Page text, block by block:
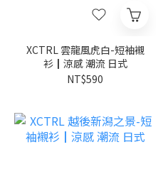
XCTRL 雲龍風虎白-短袖襯
衫┃涼感 潮流 日式
NT$590